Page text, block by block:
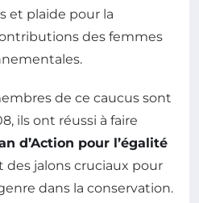
et plaide pour la
des femmes
de ce caucus sont
ils ont réussi à faire
d’Action pour l’égalité
des jalons cruciaux pour
dans la conservation.